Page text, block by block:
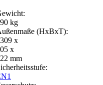
kg
(HxBxT):
x
x
mm